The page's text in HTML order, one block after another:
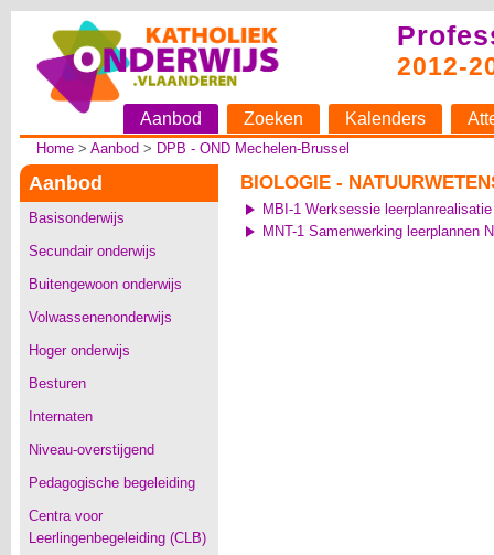
2012-
Aanbod Zoeken Kalenders
Home> Aanbod > DPB - OND Mechelen-Brussel
Aanbod
Basisonderwijs
Secundair onderwijs
Buitengewoon onderwijs
Volwassenenonderwijs
Hoger onderwijs
Besturen
Internaten
Niveau-overstijgend
Pedagogische begeleiding
Centra voor
Leerlingenbegeleiding (CLB)
BIOLOGIE -
MBI-1 Werksessie
MNT-1 Samenwerking leerplannen